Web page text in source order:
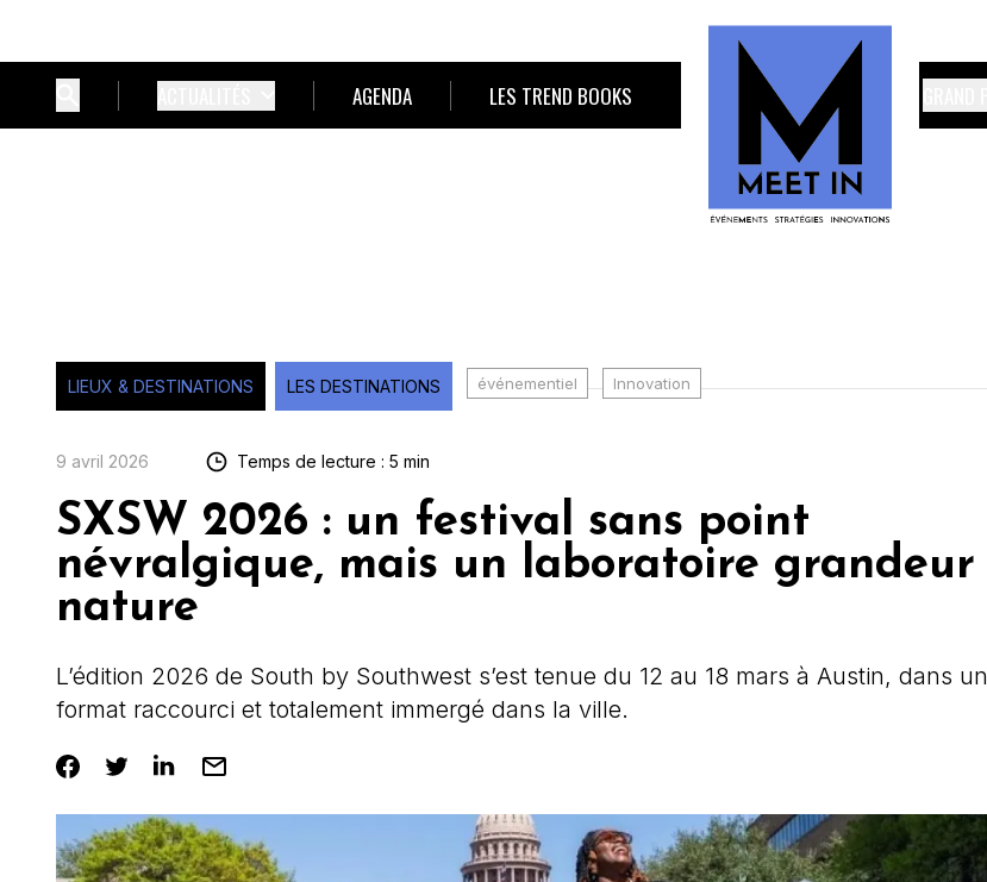
AGENDA LES TREND BOOKS
LIEUX & DESTINATIONS LES DESTINATIONS événementiel Innovation
9 avril 2026 Temps de lecture : 5 min
SXSW 2026 : un festival sans point
névralgique, mais un laboratoire grandeur
nature
L’édition 2026 de South by Southwest s’est tenue du 12 au 18 mars à Austin, dans un
format raccourci et totalement immergé dans la ville.